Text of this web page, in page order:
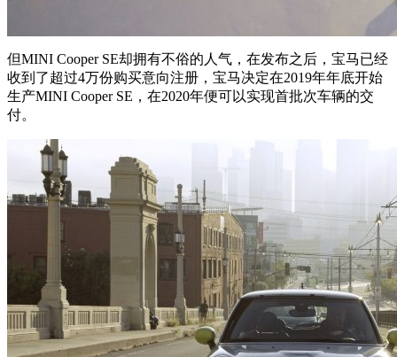
但MINI Cooper SE却拥有不俗的人气，在发布之后，宝马已经
收到了超过4万份购买意向注册，宝马决定在2019年年底开始
生产MINI Cooper SE，在2020年便可以实现首批次车辆的交
付。